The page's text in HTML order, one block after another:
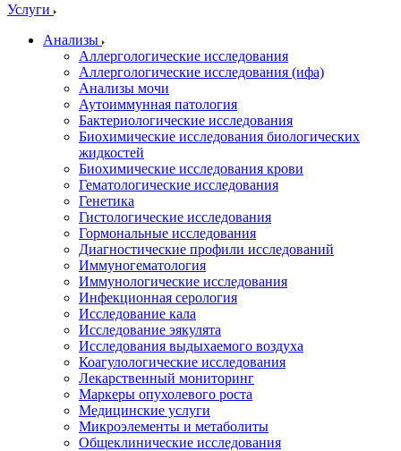
Услуги
Анализы
Аллергологические исследования
Аллергологические исследования (ифа)
Анализы мочи
Аутоиммунная патология
Бактериологические исследования
Биохимические исследования биологических
жидкостей
Биохимические исследования крови
Гематологические исследования
Генетика
Гистологические исследования
Гормональные исследования
Диагностические профили исследований
Иммуногематология
Иммунологические исследования
Инфекционная серология
Исследование кала
Исследование эякулята
Исследования выдыхаемого воздуха
Коагулологические исследования
Лекарственный мониторинг
Маркеры опухолевого роста
Медицинские услуги
Микроэлементы и метаболиты
Общеклинические исследования